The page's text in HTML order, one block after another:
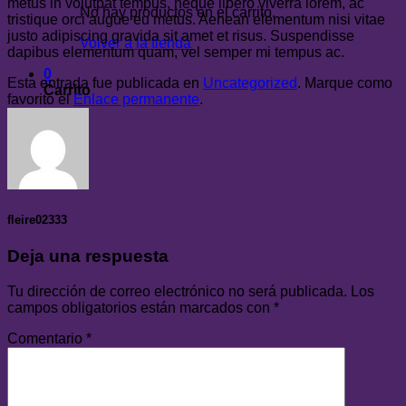
No hay productos en el carrito.
Volver a la tienda
0
Carrito
tristique orci augue eu metus. Aenean elementum nisi vitae
justo adipiscing gravida sit amet et risus. Suspendisse
dapibus elementum quam, vel semper mi tempus ac.
Esta entrada fue publicada en Uncategorized. Marque como
favorito elEnlace permanente.
fleire02333
Deja una respuesta
Tu dirección de correo electrónico no será publicada.
Los
campos obligatorios están marcados con *
Comentario *